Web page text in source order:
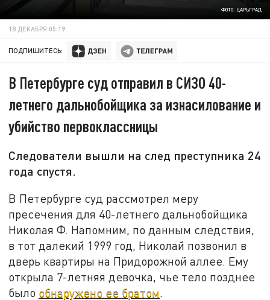
ФОТО: ЦАРЬГРАД
18 ДЕКАБРЯ 05:19
ПОДПИШИТЕСЬ:
В Петербурге суд отправил в СИЗО 40-
летнего дальнобойщика за изнасилование и
убийство первоклассницы
Следователи вышли на след преступника 24
года спустя.
В Петербурге суд рассмотрел меру
пресечения для 40-летнего дальнобойщика
Николая Ф. Напомним, по данным следствия,
в тот далекий 1999 год, Николай позвонил в
дверь квартиры на Придорожной аллее. Ему
открыла 7-летняя девочка, чье тело позднее
было обнаружено ее братом.